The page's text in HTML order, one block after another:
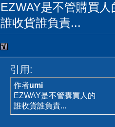
EZWAY是不管購買人
誰收貨誰負責...
引用:
作者umi
EZWAY是不管購買人的
誰收貨誰負責...